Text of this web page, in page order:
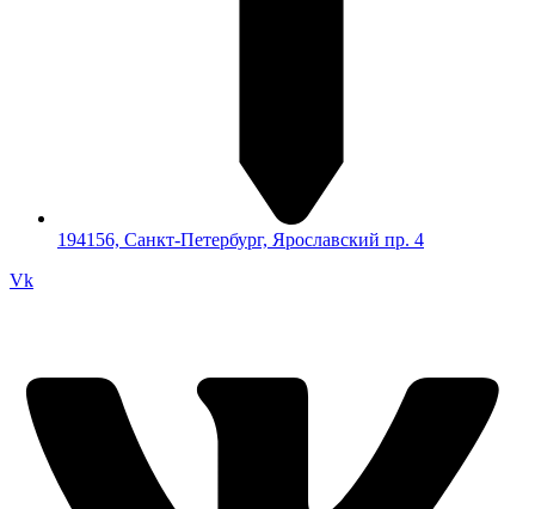
194156, Санкт-Петербург, Ярославский пр. 4
Vk